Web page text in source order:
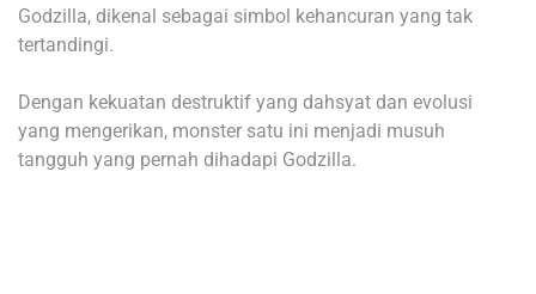
Godzilla, dikenal sebagai simbol kehancuran yang tak
tertandingi.
Dengan kekuatan destruktif yang dahsyat dan evolusi
yang mengerikan, monster satu ini menjadi musuh
tangguh yang pernah dihadapi Godzilla.